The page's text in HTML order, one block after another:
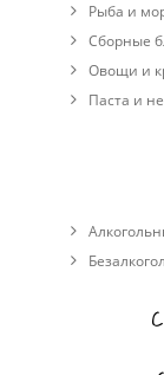
Рыба и
Сборные
Овощи и
Паста и